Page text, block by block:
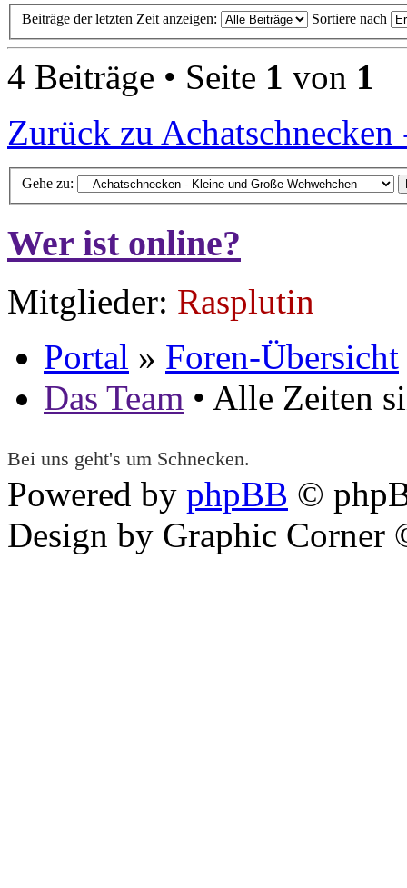
Beiträge der letzten Zeit anzeigen: Sortiere nach
4 Beiträge • Seite 1 von 1
Zurück zu
Gehe zu:
Wer ist online?
Mitglieder: Rasplutin
Portal » Foren-Übersicht
Das Team • Alle Zeiten
Bei uns geht's um Schnecken.
Powered by phpBB ©
Design by Graphic Corner